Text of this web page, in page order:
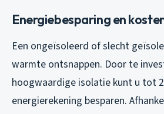
Energiebesparing en
Een ongeïsoleerd of slecht
warmte ontsnappen. Door te
hoogwaardige isolatie kunt u tot
energierekening besparen.